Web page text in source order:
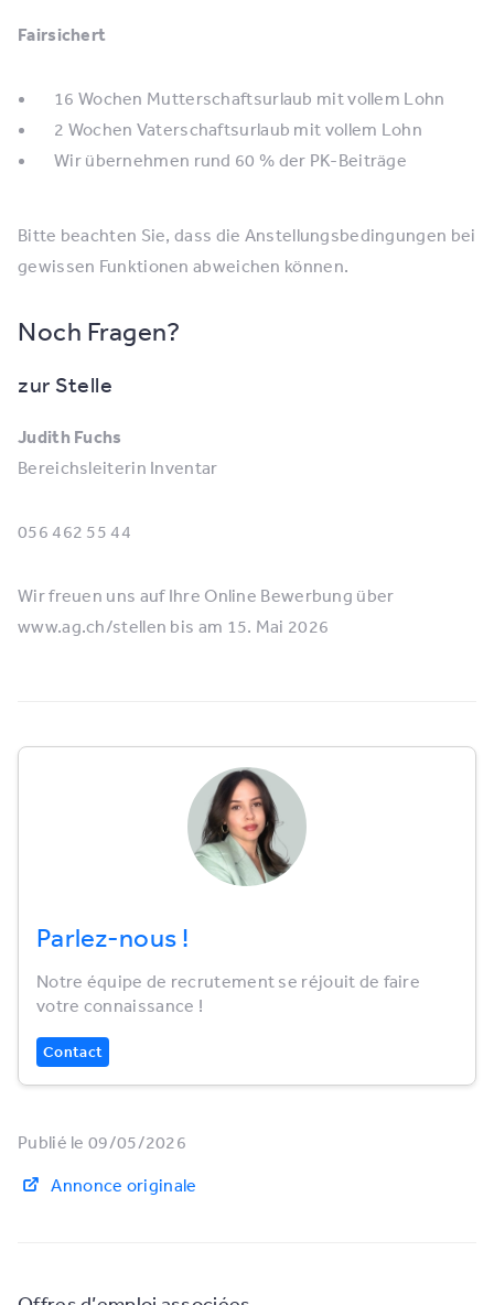
Fairsichert
16 Wochen Mutterschaftsurlaub mit vollem Lohn
2 Wochen Vaterschaftsurlaub mit vollem Lohn
Wir übernehmen rund 60 % der PK-Beiträge
Bitte beachten Sie, dass die Anstellungsbedingungen bei
gewissen Funktionen abweichen können.
Noch Fragen?
zur Stelle
Judith Fuchs
Bereichsleiterin Inventar
056 462 55 44
Wir freuen uns auf Ihre Online Bewerbung über
www.ag.ch/stellen bis am 15. Mai 2026
Parlez-nous !
Notre équipe de recrutement se réjouit de faire
votre connaissance !
Contact
Publié le 09/05/2026
Annonce originale